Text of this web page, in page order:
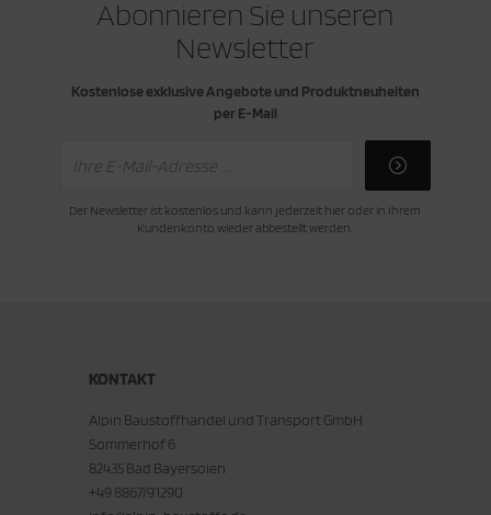
Abonnieren Sie unseren
Newsletter
Kostenlose exklusive Angebote und Produktneuheiten
per E-Mail
Der Newsletter ist kostenlos und kann jederzeit hier oder in Ihrem
Kundenkonto wieder abbestellt werden.
KONTAKT
Alpin Baustoffhandel und Transport GmbH
Sommerhof 6
82435 Bad Bayersoien
+49 8867/91290